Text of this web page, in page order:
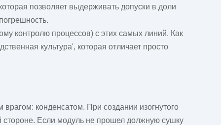
позволяет выдерживать допуски в доли
контролю процессов) с этих самых линий. Как
культура', которая отличает просто
конденсатом. При создании изогнутого
стороне. Если модуль не прошел должную сушку